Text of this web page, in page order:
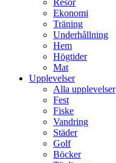
Resor
Ekonomi
Träning
Underhållning
Hem
Högtider
Mat
Upplevelser
Alla upplevelser
Fest
Fiske
Vandring
Städer
Golf
Böcker